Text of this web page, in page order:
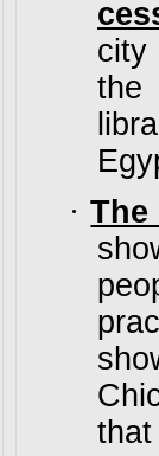
city
the
· The